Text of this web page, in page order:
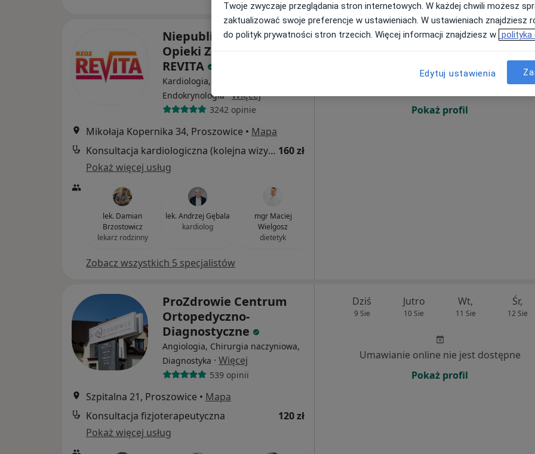
Niepubliczny Zakład
Opieki Zdrowotnej
REVITA
Kardiologia, Diabetologia,
Endokrynologia·Więcej
3242 opinie
Mikołaja Kopernika 34, Proszowice • Mapa
Konsultacja kardiologiczna (kolejna wizyta) 160 zł
Pokaż więcej usług
lek. Damian
Brzostowicz
lekarz rodzinny
lek. Andrzej Gębala
kardiolog
mgr Maciej
Wielgosz
dietetyk
Zobacz wszystkich 5 specjalistów
Dziś Jutro Wt, Śr,
Pokaż profil
ProZdrowie Centrum
Ortopedyczno-
Diagnostyczne
Angiologia, Chirurgia naczyniowa,
Diagnostyka · Więcej
539 opinii
Szpitalna 21, Proszowice • Mapa
Konsultacja fizjoterapeutyczna
120 zł
Pokaż więcej usług
Dziś
9 Sie
Jutro
10 Sie
Wt,
11 Sie
Śr,
12 Sie
Umawianie online nie jest dostępne
Pokaż profil
Twoje zwyczaje przeglądania stron internetowych. W każdej chwili możesz
zaktualizować swoje preferencje w ustawieniach. W ustawieniach znajdziesz
do polityk prywatności stron trzecich. Więcej informacji znajdziesz w polityka
Edytuj ustawienia